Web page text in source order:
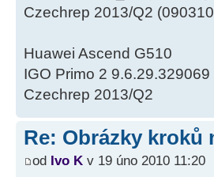
Czechrep 2013/Q2
Huawei Ascend G510
IGO Primo 2 9.6.29.329069
Czechrep 2013/Q2
Re: Obrázky kroků
od Ivo K v 19 úno 2010 11:20